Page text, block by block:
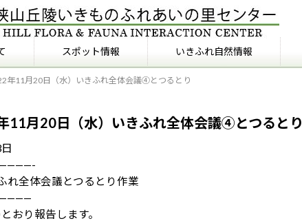
介
っ
スポット情報 いきふれ自然情報
いきふれ自然情報
いきふれの会
年11月20日（水）いきふれ全体会議④とつるとり
11月20日（水）いきふれ全体会議④とつるとり
れ全体会議とつるとり作業
おり報告します。